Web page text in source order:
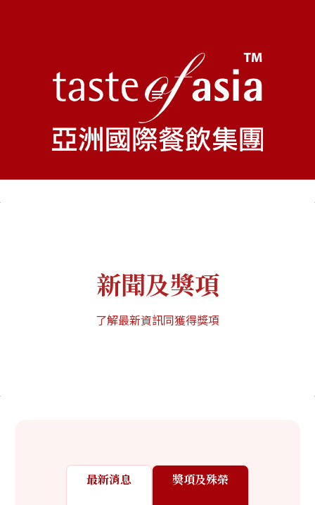
新聞及獎項
了解最新資訊同獲得獎項
最新消息 獎項及殊榮